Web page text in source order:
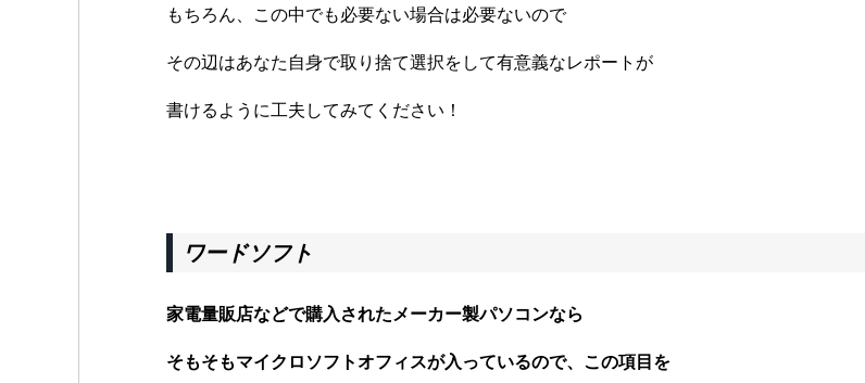
もちろん、この中でも必要ない場合は必要ないので
その辺はあなた自身で取り捨て選択をして有意義なレポートが
書けるように工夫してみてください！
ワードソフト
家電量販店などで購入されたメーカー製パソコンなら
そもそもマイクロソフトオフィスが入っているので、この項目を